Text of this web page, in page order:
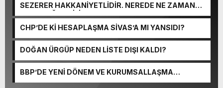
SEZERER HAKKANİYETLİDİR. NEREDE NE ZAMAN
DURACAĞINI BİLİR.
CHP’DE Kİ HESAPLAŞMA SİVAS’A MI YANSIDI?
DOĞAN ÜRGÜP NEDEN LİSTE DIŞI KALDI?
BBP’DE YENİ DÖNEM VE KURUMSALLAŞMA